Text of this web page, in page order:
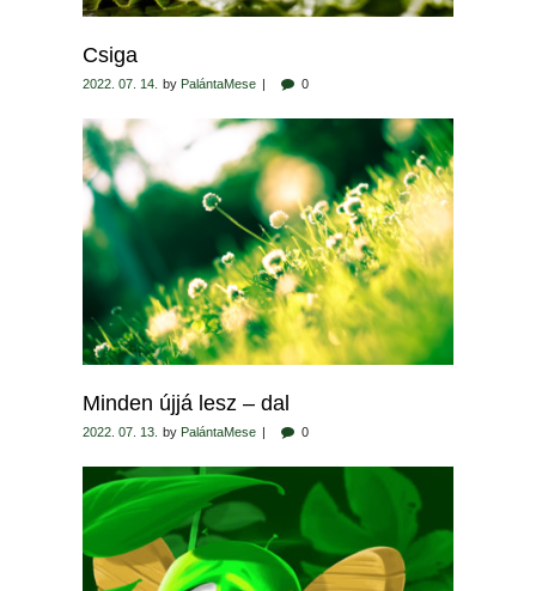
Csiga
2022. 07. 14. by PalántaMese 0
Minden újjá lesz – dal
2022. 07. 13. by PalántaMese 0